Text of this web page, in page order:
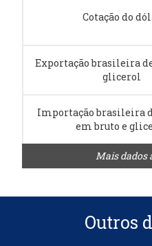
Cotação do
Exportação brasileira
glicerol
Importação brasileira
em bruto e
Mais dados
Outros